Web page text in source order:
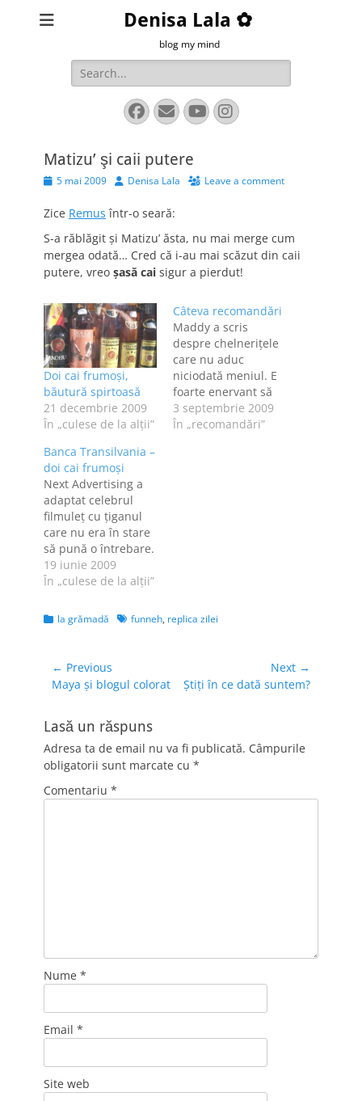
Denisa Lala ✿
blog my mind
Search
for:
Facebook
EmailYouTube
Instagram
Matizu’ şi caii putere
Posted
5 mai 2009 AuthorDenisa Lala Leave a comment
Zice Remus într-o seară:
S-a răblăgit şi Matizu’ ăsta, nu mai merge cum
mergea odată… Cred că i-au mai scăzut din caii
putere, vreo şasă cai sigur a pierdut!
Doi cai frumoşi,
băutură spirtoasă
21 decembrie 2009
În „culese de la alţii”
Câteva recomandări
Maddy a scris
despre chelneriţele
care nu aduc
niciodată meniul. E
foarte enervant să
"aterizezi" pe o
terasă şi să fii
3 septembrie 2009
În „recomandări”
Banca Transilvania –
doi cai frumoşi
Next Advertising a
adaptat celebrul
filmuleţ cu ţiganul
care nu era în stare
să pună o întrebare.
De săptămâna
viitoare şi la
frumos.
19 iunie 2009
În „culese de la alţii”
Categories
la grămadă Tagsfunneh, replica zilei
Navigare
în
← Previous
Previous
Maya şi blogul colorat
Next →
Next
Ştiţi în ce dată suntem?
Lasă un răspuns
Adresa ta de email nu va fi publicată. Câmpurile
obligatorii sunt marcate cu *
Comentariu *
Nume *
Email *
Site web